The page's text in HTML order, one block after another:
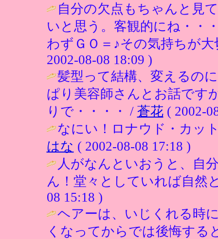
自分の欠点もちゃんと見
いと思う。客観的にね・・
わずＧＯ＝♪その気持ちが
2002-08-08 18:09 )
髪型って結構、変えるの
ぱり美容師さんとお話です
りで・・・・ / 蒼花( 2002-
なにい！ロナウド・カッ
はな ( 2002-08-08 17:18 )
人がなんといおうと、自
ん！堂々としていれば自然
08 15:18 )
ヘアーは、いじくれる時
くなってからでは後悔する